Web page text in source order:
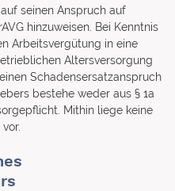
seinen Anspruch auf
hinzuweisen. Bei Kenntnis
Arbeitsvergütung in eine
Altersversorgung
Schadensersatzanspruch
bestehe weder aus § 1a
Mithin liege keine